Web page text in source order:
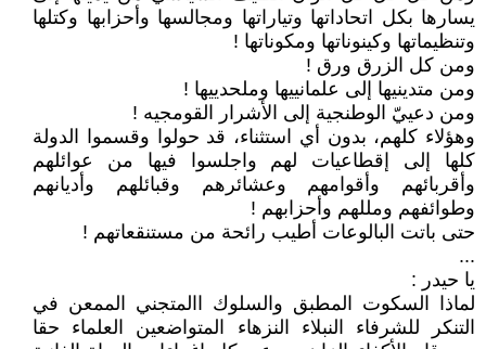
يسارها بكل اتحاداتها وتياراتها ومجالسها وأحزابها وكتلها
وتنظيماتها وكينوناتها ومكوناتها !
ومن كل الزرق ورق !
ومن متدينيها إلى علمانييها وملحدييها !
ومن دعييّ الوطنجية إلى الأشرار القومجيه !
وهؤلاء كلهم، بدون أي استثناء، قد حولوا وقسموا الدولة
كلها إلى إقطاعيات لهم واجلسوا فيها من عوائلهم
وأقربائهم وأقوامهم وعشائرهم وقبائلهم وأديانهم
وطوائفهم ومللهم وأحزابهم !
حتى باتت البالوعات أطيب رائحة من مستنقعاتهم !
...
يا حيدر :
لماذا السكوت المطبق والسلوك االمتجني الممعن في
التنكر للشرفاء النبلاء النزهاء المتواضعين العلماء حقا